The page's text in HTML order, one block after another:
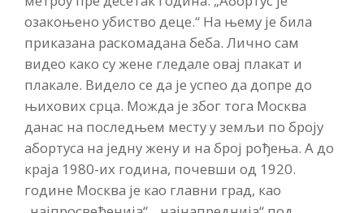
озакоњено убиство деце.“ На њему је била
приказана раскомадана беба. Лично сам
видео како су жене гледале овај плакат и
плакале. Видело се да је успео да допре до
њихових срца. Можда је због тога Москва
данас на последњем месту у земљи по броју
абортуса на једну жену и на број рођења. А до
краја 1980-их година, почевши од 1920.
године Москва је као главни град, као